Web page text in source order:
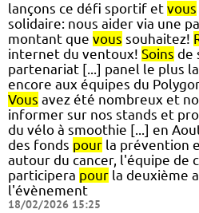
lançons ce défi sportif et vous
solidaire: nous aider via une
montant que vous souhaitez!
internet du ventoux! Soins de
partenariat [...] panel le plus
encore aux équipes du
Vous avez été nombreux et
informer sur nos stands et
du vélo à smoothie [...] en
des fonds pour la prévention
autour du cancer, l'équipe de
participera pour la deuxième
l'évènement
18/02/2026 15:25